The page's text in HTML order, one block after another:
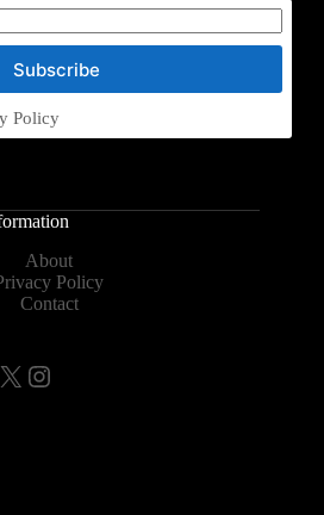
Subscribe
Policy
About
Policy
Contact
X Instagram